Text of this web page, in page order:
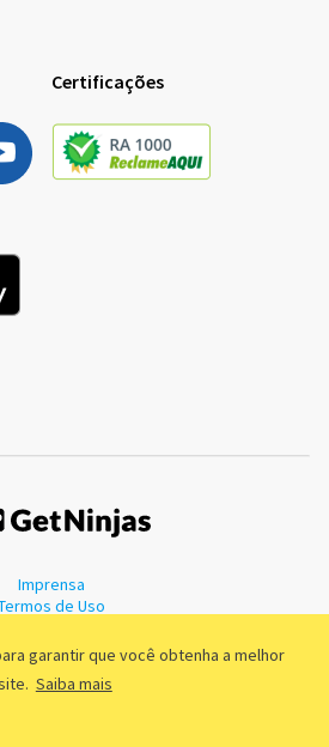
garantir que você obtenha a melhor
Saiba mais
Certificações
Imprensa
de Uso
CNPJ 55.744.877/0001-89 - Rua Dr.